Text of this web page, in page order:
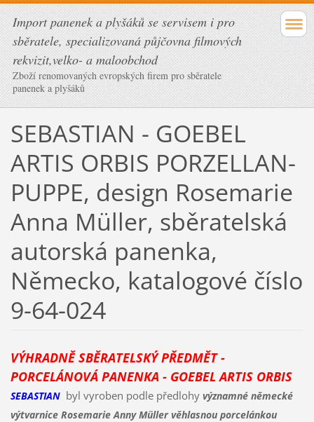
Import panenek a plyšáků se servisem i pro
sběratele, specializovaná půjčovna filmových
rekvizit,velko- a maloobchod
Zboží renomovaných evropských firem pro sběratele
panenek a plyšáků
SEBASTIAN - GOEBEL
ARTIS ORBIS PORZELLAN-
PUPPE, design Rosemarie
Anna Müller, sběratelská
autorská panenka,
Německo, katalogové číslo
9-64-024
VÝHRADNĚ SBĚRATELSKÝ PŘEDMĚT -
PORCELÁNOVÁ PANENKA - GOEBEL ARTIS ORBIS
SEBASTIAN byl vyroben podle předlohy významné německé
výtvarnice Rosemarie Anny Müller věhlasnou porcelánkou